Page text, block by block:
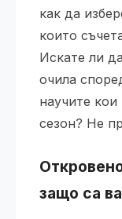
как да
които
Искате ли
очила
научите
сезон? Не
защо са